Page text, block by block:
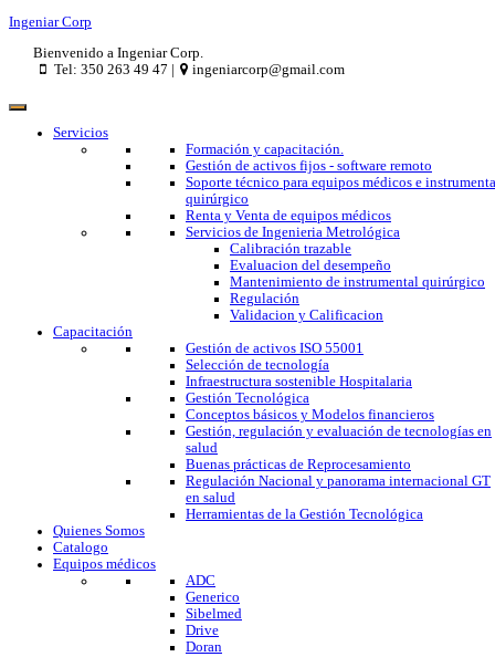
Ingeniar Corp
Bienvenido a Ingeniar Corp.
Tel: 350 263 49 47 |
ingeniarcorp@gmail.com
Servicios
Formación y capacitación.
Gestión de activos fijos - software remoto
Soporte técnico para equipos médicos e
quirúrgico
Renta y Venta de equipos médicos
Servicios de Ingenieria Metrológica
Calibración trazable
Evaluacion del desempeño
Mantenimiento de instrumental quirúrgico
Regulación
Validacion y Calificacion
Capacitación
Gestión de activos ISO 55001
Selección de tecnología
Infraestructura sostenible Hospitalaria
Gestión Tecnológica
Conceptos básicos y Modelos financieros
Gestión, regulación y evaluación de tecnologías en
salud
Buenas prácticas de Reprocesamiento
Regulación Nacional y panorama internacional GT
en salud
Herramientas de la Gestión Tecnológica
Quienes Somos
Catalogo
Equipos médicos
ADC
Generico
Sibelmed
Drive
Doran